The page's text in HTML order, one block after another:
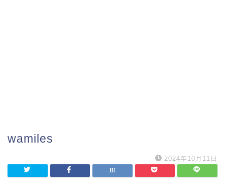
wamiles
2024年10月11日